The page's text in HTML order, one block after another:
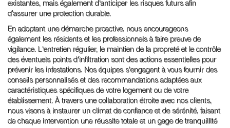
existantes, mais également d'anticiper les risques futurs afin
d'assurer une protection durable.
En adoptant une démarche proactive, nous encourageons
également les résidents et les professionnels à faire preuve de
vigilance. L'entretien régulier, le maintien de la propreté et le contrôle
des éventuels points d'infiltration sont des actions essentielles pour
prévenir les infestations. Nos équipes s'engagent à vous fournir des
conseils personnalisés et des recommandations adaptées aux
caractéristiques spécifiques de votre logement ou de votre
établissement. À travers une collaboration étroite avec nos clients,
nous visons à instaurer un climat de confiance et de sérénité, faisant
de chaque intervention une réussite totale et un gage de tranquillité